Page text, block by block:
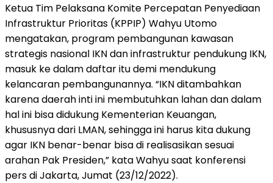
Ketua Tim Pelaksana Komite Percepatan Penyediaan
Infrastruktur Prioritas (KPPIP) Wahyu Utomo
mengatakan, program pembangunan kawasan
strategis nasional IKN dan infrastruktur pendukung IKN,
masuk ke dalam daftar itu demi mendukung
kelancaran pembangunannya. “IKN ditambahkan
karena daerah inti ini membutuhkan lahan dan dalam
hal ini bisa didukung Kementerian Keuangan,
khususnya dari LMAN, sehingga ini harus kita dukung
agar IKN benar-benar bisa di realisasikan sesuai
arahan Pak Presiden,” kata Wahyu saat konferensi
pers di Jakarta, Jumat (23/12/2022).